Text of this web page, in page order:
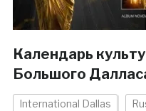
Календарь
Большого
International Dallas